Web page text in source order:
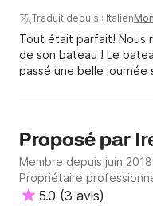
Traduit depuis : Italien
Tout était parfait! Nous
de son bateau ! Le
passé une belle journée
Proposé par
Membre depuis juin 2018
Propriétaire
5.0 (3 avis)